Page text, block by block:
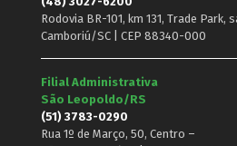
Rodovia BR-101, km 131, Trade Park,
Camboriú/SC | CEP 88340-000
Filial Administrativa
São Leopoldo/RS
(51) 3783-0290
Rua 1º de Março, 50, Centro –